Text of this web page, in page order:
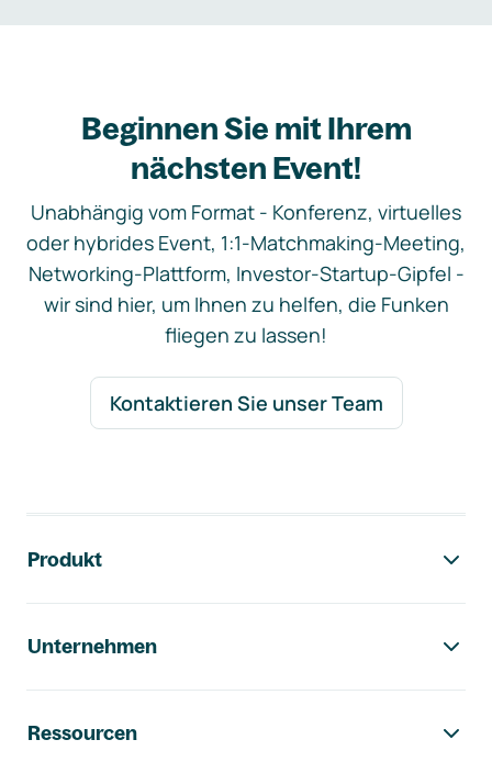
Beginnen Sie mit Ihrem
nächsten Event!
Unabhängig vom Format - Konferenz, virtuelles
oder hybrides Event, 1:1-Matchmaking-Meeting,
Networking-Plattform, Investor-Startup-Gipfel -
wir sind hier, um Ihnen zu helfen, die Funken
fliegen zu lassen!
Kontaktieren Sie unser Team
Produkt
Unternehmen
Ressourcen